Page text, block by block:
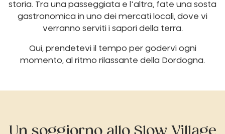
storia. Tra una passeggiata e l'altra, fate una sosta
gastronomica in uno dei mercati locali, dove vi
verranno serviti i sapori della terra.
Qui, prendetevi il tempo per godervi ogni
momento, al ritmo rilassante della Dordogna.